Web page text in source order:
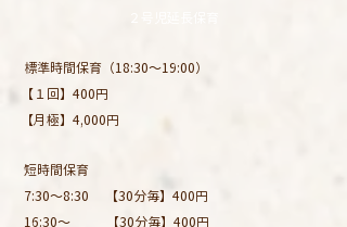
標準時間保育 （18:30〜19:00）
【１回】400円
【月極】4,000円
短時間保育
7:30〜8:30 【30分毎】400円
16:30〜 【30分毎】400円